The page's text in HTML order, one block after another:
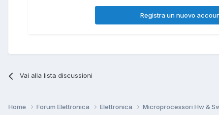
Registra un nuovo
Vai alla lista discussioni
Home Forum Elettronica Elettronica Microprocessori Hw &